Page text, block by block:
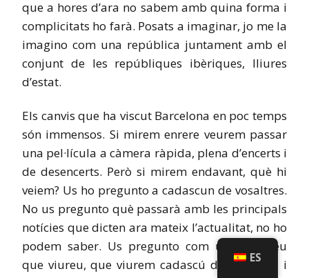
que a hores d’ara no sabem amb quina forma i
complicitats ho farà. Posats a imaginar, jo me la
imagino com una república juntament amb el
conjunt de les repúbliques ibèriques, lliures
d’estat.
Els canvis que ha viscut Barcelona en poc temps
són immensos. Si mirem enrere veurem passar
una pel·lícula a càmera ràpida, plena d’encerts i
de desencerts. Però si mirem endavant, què hi
veiem? Us ho pregunto a cadascun de vosaltres.
No us pregunto què passarà amb les principals
notícies que dicten ara mateix l’actualitat, no ho
podem saber. Us pregunto com us imagineu
que viureu, que viurem cadascú de nosaltres i
ES